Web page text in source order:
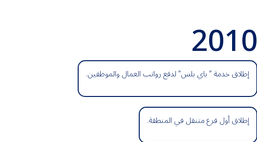
2010
إطلاق خدمة ” باي بلس” لدفع رواتب العمال والموظفين.
إطلاق أول فرع متنقل في المنطقة.